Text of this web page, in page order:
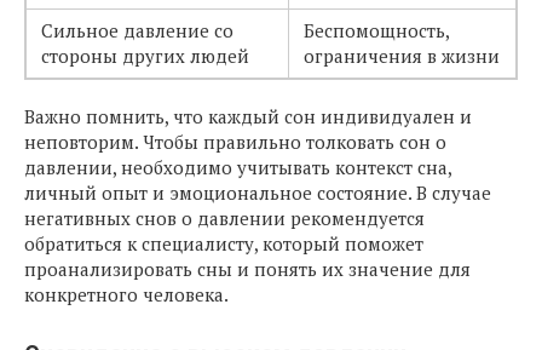
Сильное давление со
стороны других людей
Беспомощность,
ограничения в жизни
Важно помнить, что каждый сон индивидуален и
неповторим. Чтобы правильно толковать сон о
давлении, необходимо учитывать контекст сна,
личный опыт и эмоциональное состояние. В случае
негативных снов о давлении рекомендуется
обратиться к специалисту, который поможет
проанализировать сны и понять их значение для
конкретного человека.